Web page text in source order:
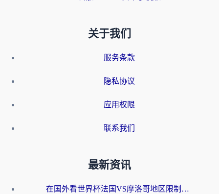
关于我们
服务条款
隐私协议
应用权限
联系我们
最新资讯
在国外看世界杯法国VS摩洛哥地区限制？这篇指南让你流畅看中文解说无压力